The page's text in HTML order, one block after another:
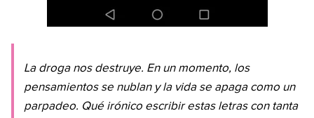
La droga nos destruye. En un momento, los
pensamientos se nublan y la vida se apaga como un
parpadeo. Qué irónico escribir estas letras con tanta